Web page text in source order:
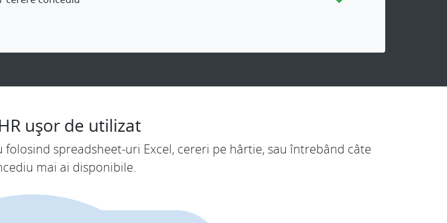
ușor de utilizat
spreadsheet-uri Excel, cereri pe hârtie, sau întrebând câte
mai ai disponibile.